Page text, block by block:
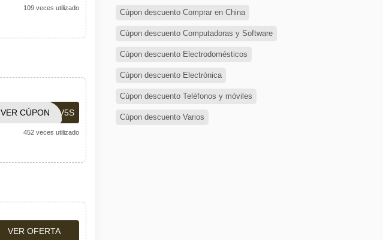
109 veces utilizado
TF7QJ7RV5S
VER CÚPON
452 veces utilizado
VER OFERTA
Cúpon descuento Comprar en China
Cúpon descuento Computadoras y Software
Cúpon descuento Electrodomésticos
Cúpon descuento Electrónica
Cúpon descuento Teléfonos y móviles
Cúpon descuento Varios